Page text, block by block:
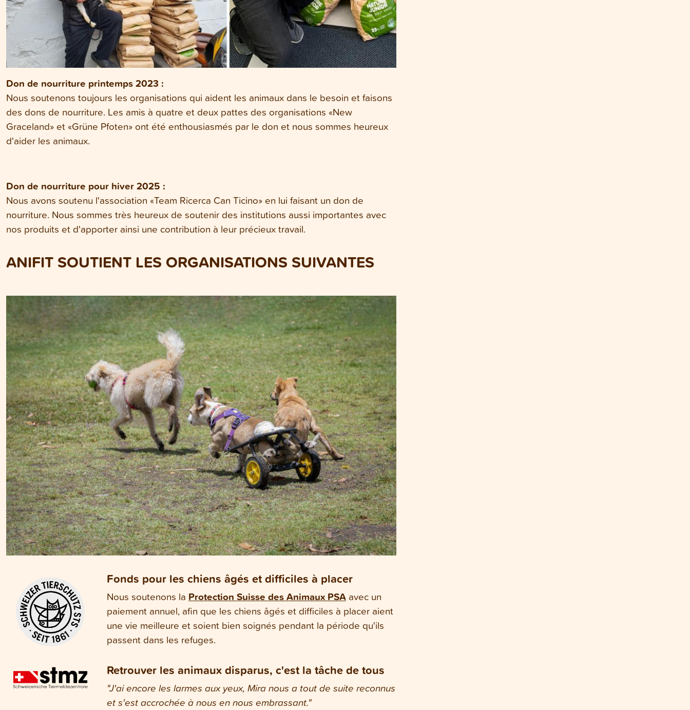
Don de nourriture printemps 2023 :
Nous soutenons toujours les organisations qui aident les animaux dans le besoin et faisons
des dons de nourriture. Les amis à quatre et deux pattes des organisations «New
Graceland» et «Grüne Pfoten» ont été enthousiasmés par le don et nous sommes heureux
d'aider les animaux.
Don de nourriture pour hiver 2025 :
Nous avons soutenu l'association «Team Ricerca Can Ticino» en lui faisant un don de
nourriture. Nous sommes très heureux de soutenir des institutions aussi importantes avec
nos produits et d'apporter ainsi une contribution à leur précieux travail.
ANIFIT SOUTIENT LES ORGANISATIONS SUIVANTES
Fonds pour les chiens âgés et difficiles à placer
Nous soutenons la Protection Suisse des Animaux PSA avec un
paiement annuel, afin que les chiens âgés et difficiles à placer aient
une vie meilleure et soient bien soignés pendant la période qu'ils
passent dans les refuges.
Retrouver les animaux disparus, c'est la tâche de tous
"J'ai encore les larmes aux yeux, Mira nous a tout de suite reconnus
et s'est accrochée à nous en nous embrassant."